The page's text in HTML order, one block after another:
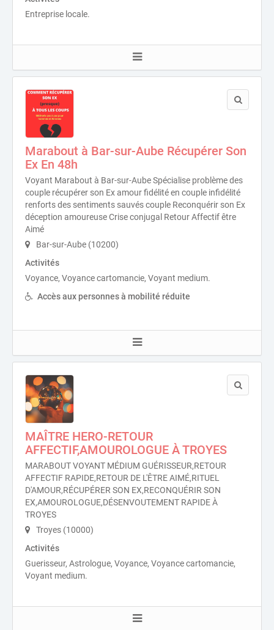
Entreprise locale.
Marabout à Bar-sur-Aube Récupérer Son
Ex En 48h
Voyant Marabout à Bar-sur-Aube Spécialise problème des
couple récupérer son Ex amour fidélité en couple infidélité
renforts des sentiments sauvés couple Reconquérir son Ex
déception amoureuse Crise conjugal Retour Affectif être
Aimé
Bar-sur-Aube (10200)
Activités
Voyance, Voyance cartomancie, Voyant medium.
Accès aux personnes à mobilité réduite
MAÎTRE HERO-RETOUR
AFFECTIF,AMOUROLOGUE À TROYES
MARABOUT VOYANT MÉDIUM GUÉRISSEUR,RETOUR
AFFECTIF RAPIDE,RETOUR DE L'ÊTRE AIMÉ,RITUEL
D'AMOUR,RÉCUPÉRER SON EX,RECONQUÉRIR SON
EX,AMOUROLOGUE,DÉSENVOUTEMENT RAPIDE À
TROYES
Troyes (10000)
Activités
Guerisseur, Astrologue, Voyance, Voyance cartomancie,
Voyant medium.